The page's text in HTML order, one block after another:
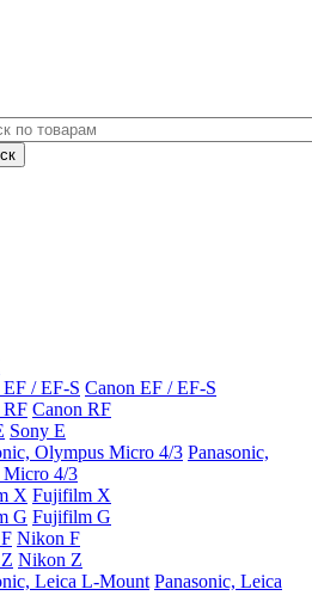
Canon EF / EF-S
Canon RF
Sony E
Panasonic,
4/3
Fujifilm X
Fujifilm G
Nikon F
Nikon Z
Panasonic, Leica